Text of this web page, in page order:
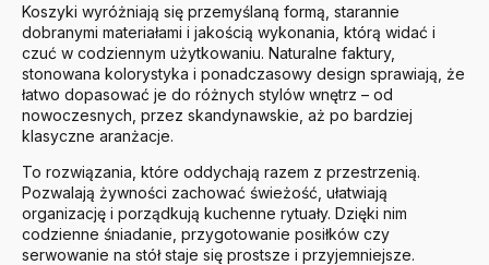
Koszyki wyróżniają się przemyślaną formą, starannie
dobranymi materiałami i jakością wykonania, którą widać i
czuć w codziennym użytkowaniu. Naturalne faktury,
stonowana kolorystyka i ponadczasowy design sprawiają, że
łatwo dopasować je do różnych stylów wnętrz – od
nowoczesnych, przez skandynawskie, aż po bardziej
klasyczne aranżacje.
To rozwiązania, które oddychają razem z przestrzenią.
Pozwalają żywności zachować świeżość, ułatwiają
organizację i porządkują kuchenne rytuały. Dzięki nim
codzienne śniadanie, przygotowanie posiłków czy
serwowanie na stół staje się prostsze i przyjemniejsze.